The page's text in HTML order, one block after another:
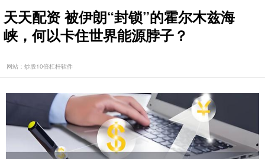
天天配资 被伊朗“封锁”的霍尔木兹海
峡，何以卡住世界能源脖子？
网站：炒股10倍杠杆软件